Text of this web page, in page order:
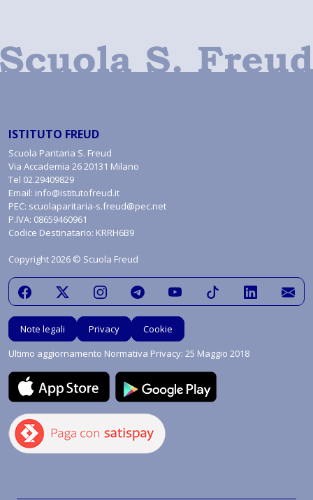
ISTITUTO FREUD
Scuola Paritaria S. Freud
Via Accademia 26 20131 Milano
Tel 02.29409829
Email: info@istitutofreud.it
PEC: scuolaparitaria-s.freud@pec.net
P.IVA: 08659460961
Codice Destinatario: KRRH6B9
Copyright 2026 © Scuola Freud
Note legali Privacy
Cookie
Ultimo aggiornamento Normativa Privacy: 25 Maggio 2018